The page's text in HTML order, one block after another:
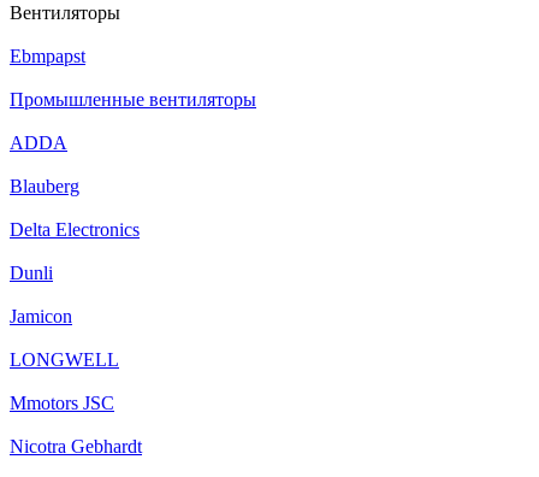
Вентиляторы
Ebmpapst
Промышленные вентиляторы
ADDA
Blauberg
Delta Electronics
Dunli
Jamicon
LONGWELL
Mmotors JSC
Nicotra Gebhardt